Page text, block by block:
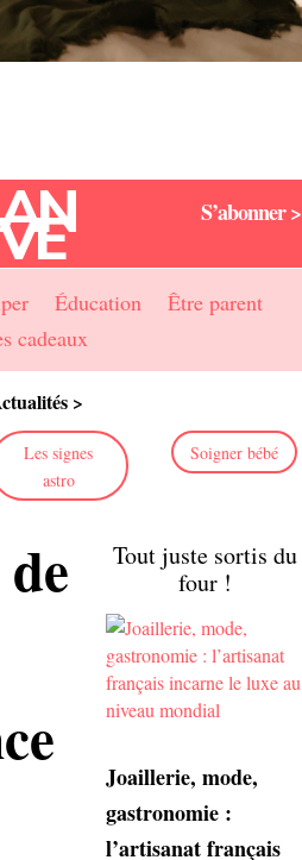
S’abonner >
Éducation
Être parent
cadeaux
>
Les signes
astro
Soigner bébé
Tout juste sortis du
four !
Joaillerie, mode,
gastronomie :
l’artisanat français